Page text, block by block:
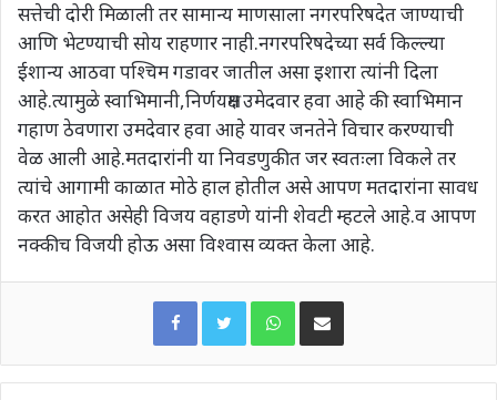
सत्तेची दोरी मिळाली तर सामान्य माणसाला नगरपरिषदेत जाण्याची
आणि भेटण्याची सोय राहणार नाही.नगरपरिषदेच्या सर्व किल्ल्या
ईशान्य आठवा पश्चिम गडावर जातील असा इशारा त्यांनी दिला
आहे.त्यामुळे स्वाभिमानी,निर्णयक्षम उमेदवार हवा आहे की स्वाभिमान
गहाण ठेवणारा उमदेवार हवा आहे यावर जनतेने विचार करण्याची
वेळ आली आहे.मतदारांनी या निवडणुकीत जर स्वतःला विकले तर
त्यांचे आगामी काळात मोठे हाल होतील असे आपण मतदारांना सावध
करत आहोत असेही विजय वहाडणे यांनी शेवटी म्हटले आहे.व आपण
नक्कीच विजयी होऊ असा विश्वास व्यक्त केला आहे.
WhatsAppShare via Email